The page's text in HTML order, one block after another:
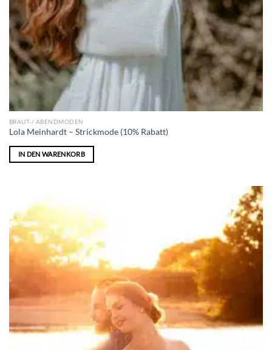
BRAUT-/ ABENDMODEN
Lola Meinhardt – Strickmode (10% Rabatt)
IN DEN WARENKORB